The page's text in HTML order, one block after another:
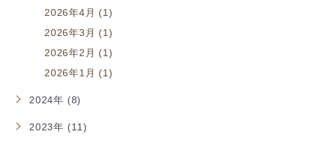
2026年4月 (1)
2026年3月 (1)
2026年2月 (1)
2026年1月 (1)
2024年 (8)
2023年 (11)